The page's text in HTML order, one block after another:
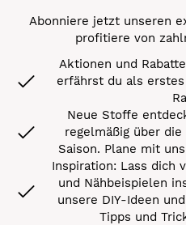
Abonniere jetzt unseren
profitiere von
Aktionen und
erfährst du als
Neue Stoffe
regelmäßig über
Saison. Plane mit
Inspiration: Lass dich
und Nähbeispielen
unsere DIY-Ideen
Tipps und